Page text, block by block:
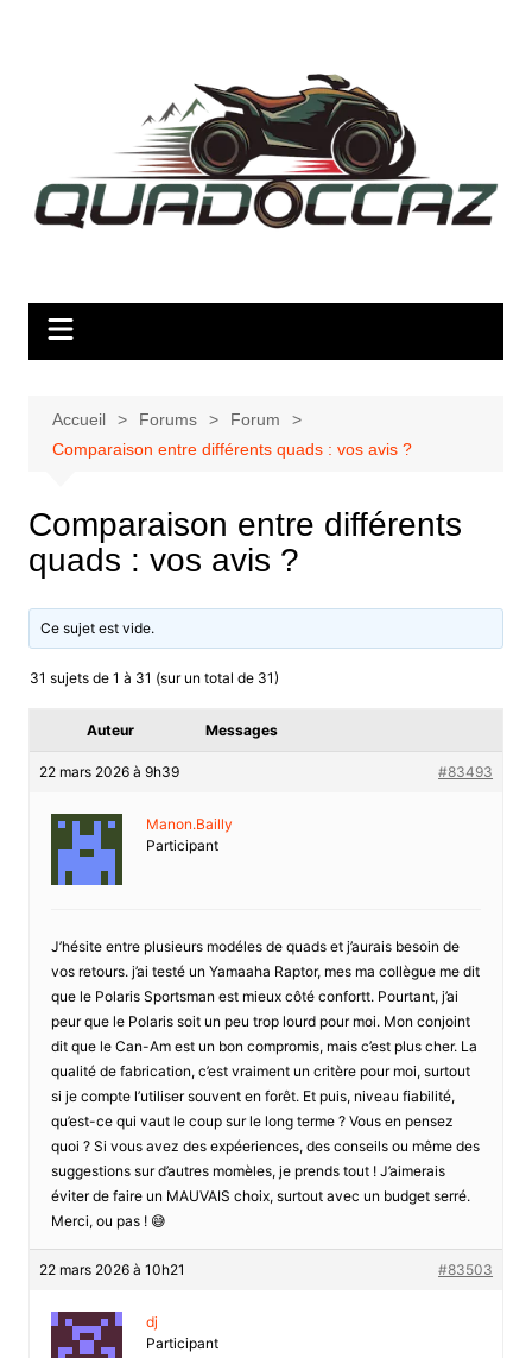
Accueil Forums
Forum
Comparaison entre différents quads : vos avis ?
Comparaison entre différents
quads : vos avis ?
Ce sujet est vide.
31 sujets de 1 à 31 (sur un total de 31)
Auteur Messages
22 mars 2026 à 9h39 #83493
Manon.Bailly
Participant
J’hésite entre plusieurs modéles de quads et j’aurais besoin de
vos retours. j’ai testé un Yamaaha Raptor, mes ma collègue me dit
que le Polaris Sportsman est mieux côté confortt. Pourtant, j’ai
peur que le Polaris soit un peu trop lourd pour moi. Mon conjoint
dit que le Can-Am est un bon compromis, mais c’est plus cher. La
qualité de fabrication, c’est vraiment un critère pour moi, surtout
si je compte l’utiliser souvent en forêt. Et puis, niveau fiabilité,
qu’est-ce qui vaut le coup sur le long terme ? Vous en pensez
quoi ? Si vous avez des expéeriences, des conseils ou même des
suggestions sur d’autres momèles, je prends tout ! J’aimerais
éviter de faire un MAUVAIS choix, surtout avec un budget serré.
Merci, ou pas ! 😅
22 mars 2026 à 10h21 #83503
dj
Participant